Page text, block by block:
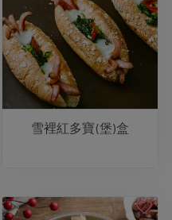
雪裡紅多寶(堡)盒